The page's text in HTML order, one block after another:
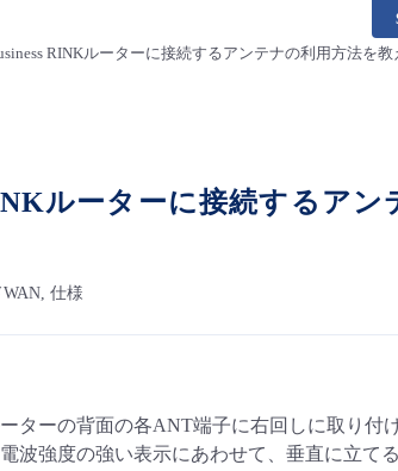
RINKルーターに接続するアンテナの利用方法を教
ルーターに接続するア
WAN, 仕様
ターの背面の各ANT端子に右回しに取り付
波強度の強い表示にあわせて、垂直に立て